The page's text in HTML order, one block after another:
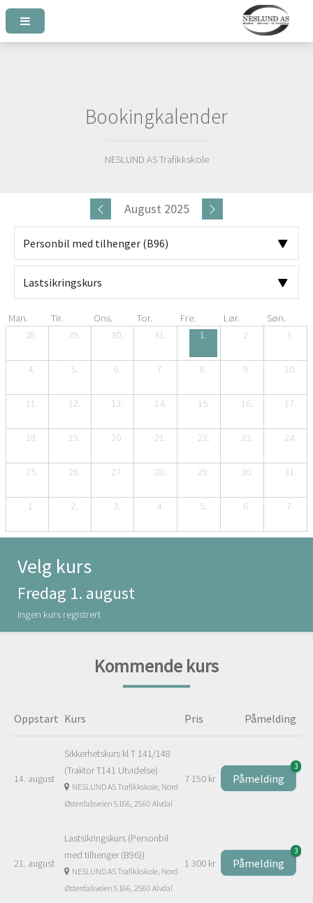
Bookingkalender
NESLUND AS Trafikkskole
August 2025
Man. Tir. Ons. Tor. Fre. Lør.
Søn.
28.
29. 30. 31. 1. 2. 3.
4. 5. 6. 7. 8. 9. 10.
11. 12. 13. 14. 15. 16. 17.
18. 19. 20. 21. 22. 23. 24.
25. 26. 27. 28. 29. 30. 31.
1. 2. 3. 4. 5. 6. 7.
Velg kurs
Fredag 1. august
Ingen kurs registrert
Kommende kurs
Oppstart Kurs Pris Påmelding
14. august
Sikkerhetskurs kl T 141/148
(Traktor T141 Utvidelse)
NESLUND AS Trafikkskole, Nord
Østerdalsveien 5166, 2560 Alvdal
7 150 kr Påmelding
3
21. august
Lastsikringskurs (Personbil
med tilhenger (B96))
NESLUND AS Trafikkskole, Nord
Østerdalsveien 5166, 2560 Alvdal
1 300 kr Påmelding
3